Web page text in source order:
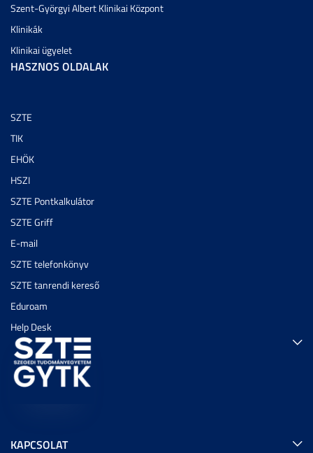
Szent-Györgyi Albert Klinikai Központ
Klinikák
Klinikai ügyelet
HASZNOS OLDALAK
SZTE
TIK
EHÖK
HSZI
SZTE Pontkalkulátor
SZTE Griff
E-mail
SZTE telefonkönyv
SZTE tanrendi kereső
Eduroam
Help Desk
KAPCSOLAT